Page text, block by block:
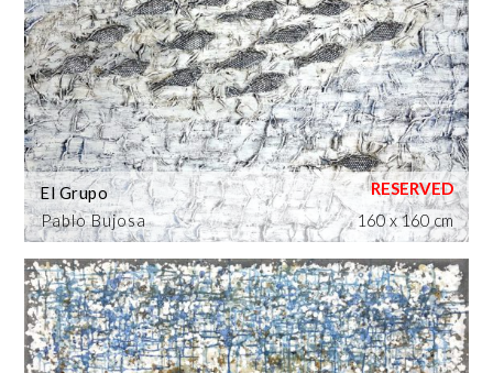
Pablo Bujosa
El Grupo
160 x 160 cm